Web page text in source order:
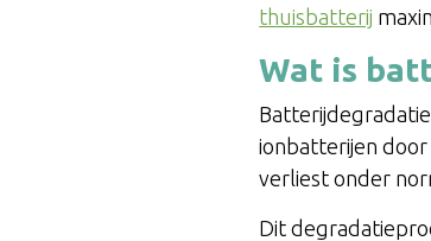
thuisbatterij
Wat is
ionbatterijen door
verliest onder
Dit